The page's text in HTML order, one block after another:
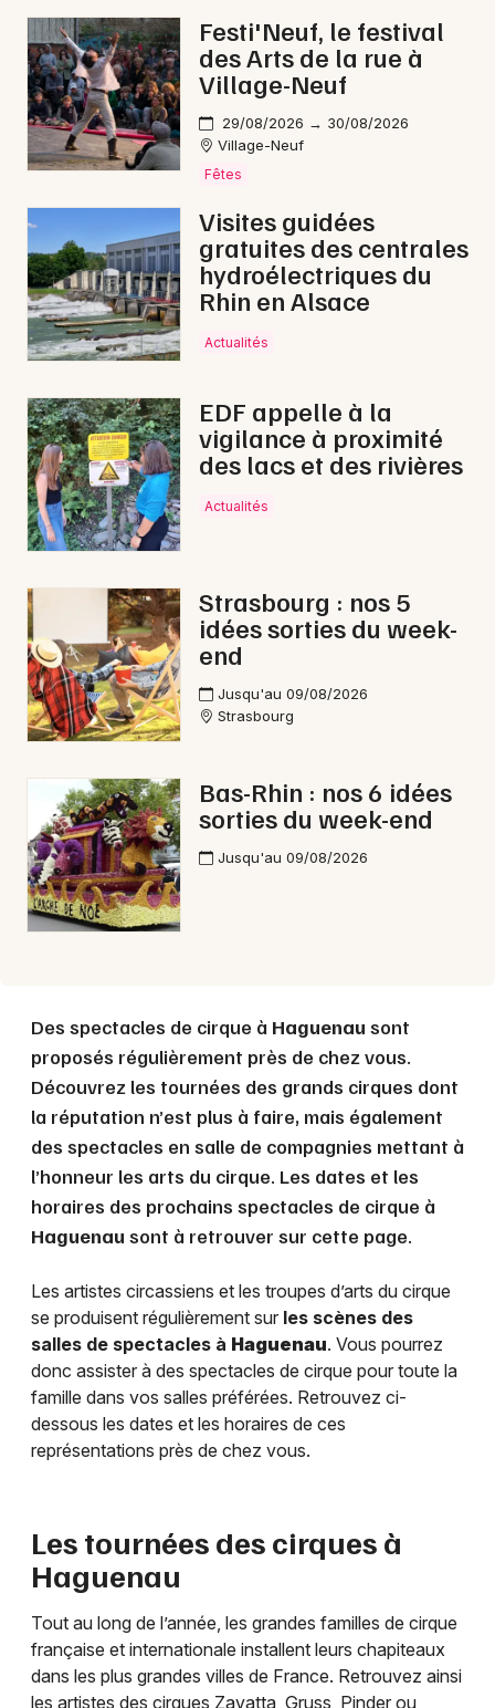
Expos
Sorties & loisirs
Cirque dans le Bas-Rhin
Cirque dans le Grand Est
Newsletter des sorties
Artistes en tournée
Actus à Haguenau
Magazine à Haguenau
Actus tourisme & loisirs
Restaurants
Choisir mes départements
Mon email
Je m'abonne
Festi'Neuf, le festival
des Arts de la rue à
Village-Neuf
29/08/2026 → 30/08/2026
Village-Neuf
Fêtes
Visites guidées
gratuites des centrales
hydroélectriques du
Rhin en Alsace
Actualités
EDF appelle à la
vigilance à proximité
des lacs et des rivières
Actualités
Strasbourg : nos 5
idées sorties du week-
end
Jusqu'au 09/08/2026
Strasbourg
Bas-Rhin : nos 6 idées
sorties du week-end
Jusqu'au 09/08/2026
Des spectacles de cirque à Haguenau sont
proposés régulièrement près de chez vous.
Découvrez les tournées des grands cirques dont
la réputation n’est plus à faire, mais également
des spectacles en salle de compagnies mettant à
l’honneur les arts du cirque. Les dates et les
horaires des prochains spectacles de cirque à
Haguenau sont à retrouver sur cette page.
Les artistes circassiens et les troupes d’arts du cirque
se produisent régulièrement sur les scènes des
salles de spectacles à Haguenau. Vous pourrez
donc assister à des spectacles de cirque pour toute la
famille dans vos salles préférées. Retrouvez ci-
dessous les dates et les horaires de ces
représentations près de chez vous.
Les tournées des cirques à
Haguenau
Tout au long de l’année, les grandes familles de cirque
française et internationale installent leurs chapiteaux
dans les plus grandes villes de France. Retrouvez ainsi
les artistes des cirques Zavatta, Gruss, Pinder ou